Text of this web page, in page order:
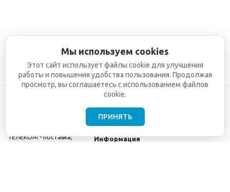
ТЕЛЕКОМ - поставка,
Информация
Мы используем cookies
Этот сайт использует файлы cookie для улучшения
работы и повышения удобства пользования. Продолжая
просмотр, вы соглашаетесь с использованием файлов
cookie.
ПРИНЯТЬ